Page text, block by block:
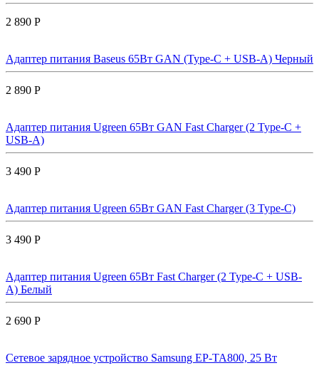
2 890 Р
Адаптер питания Baseus 65Вт GAN (Type-C + USB-A) Черный
2 890 Р
Адаптер питания Ugreen 65Вт GAN Fast Charger (2 Type-C +
USB-A)
3 490 Р
Адаптер питания Ugreen 65Вт GAN Fast Charger (3 Type-C)
3 490 Р
Адаптер питания Ugreen 65Вт Fast Charger (2 Type-C + USB-
A) Белый
2 690 Р
Сетевое зарядное устройство Samsung EP-TA800, 25 Вт